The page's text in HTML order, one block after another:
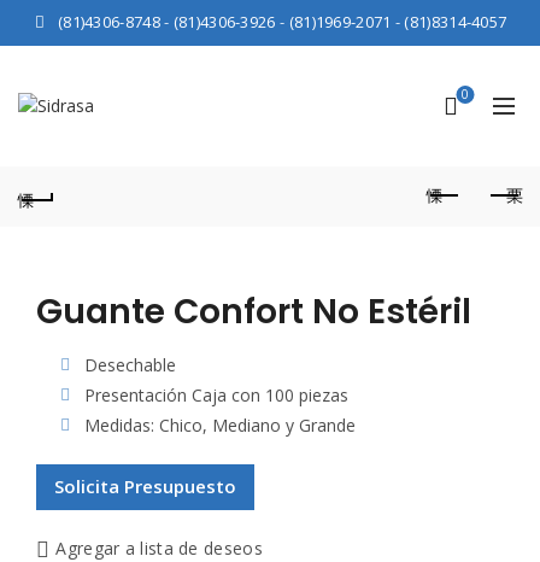
(81)4306-8748- (81)4306-3926 - (81)1969-2071 - (81)8314-4057
0
Guante Confort No Estéril
Desechable
Presentación Caja con 100 piezas
Medidas: Chico, Mediano y Grande
Solicita Presupuesto
Agregar a lista de deseos